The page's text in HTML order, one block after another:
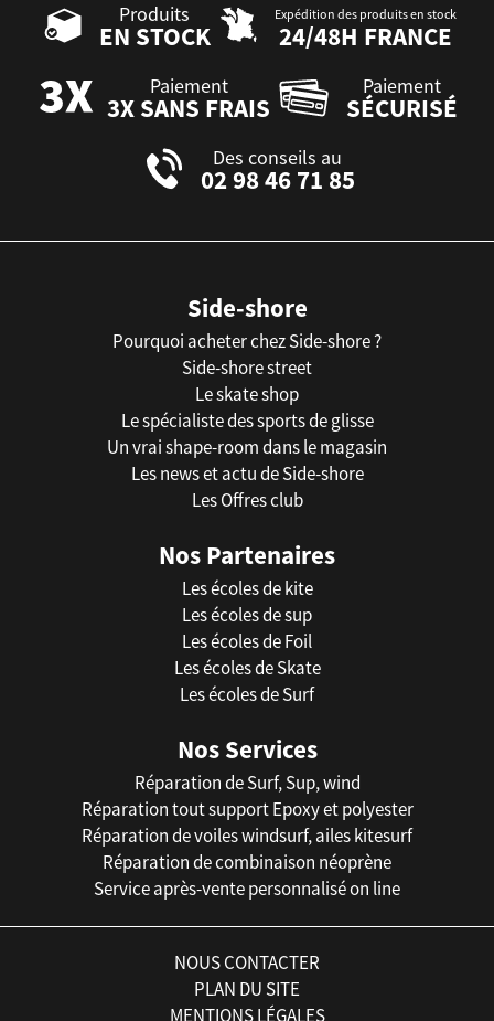
Produits
EN STOCK
Expédition des produits en stock
24/48H FRANCE
Paiement
3X SANS FRAIS
Paiement
SÉCURISÉ
Des conseils au
02 98 46 71 85
Side-shore
Pourquoi acheter chez Side-shore ?
Side-shore street
Le skate shop
Le spécialiste des sports de glisse
Un vrai shape-room dans le magasin
Les news et actu de Side-shore
Les Offres club
Nos Partenaires
Les écoles de kite
Les écoles de sup
Les écoles de Foil
Les écoles de Skate
Les écoles de Surf
Nos Services
Réparation de Surf, Sup, wind
Réparation tout support Epoxy et polyester
Réparation de voiles windsurf, ailes kitesurf
Réparation de combinaison néoprène
Service après-vente personnalisé on line
NOUS CONTACTER
PLAN DU SITE
MENTIONS LÉGALES